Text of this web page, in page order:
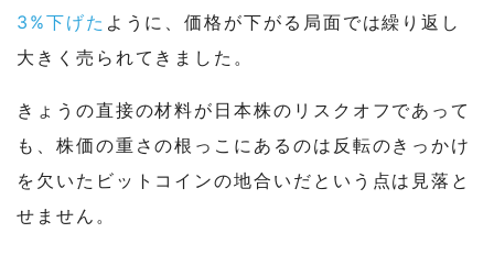
View full market & trade on Polymarket
3%下げた ように、価格が下がる局面では繰り返し
大きく売られてきました。
きょうの直接の材料が日本株のリスクオフであって
も、株価の重さの根っこにあるのは反転のきっかけ
を欠いたビットコインの地合いだという点は見落と
せません。